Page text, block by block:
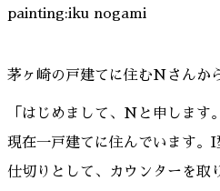
painting:iku nogami
茅ヶ崎の戸建てに住むNさんか
「はじめまして、Nと申します。
現在一戸建てに住んでいます。
仕切りとして、カウンターを取